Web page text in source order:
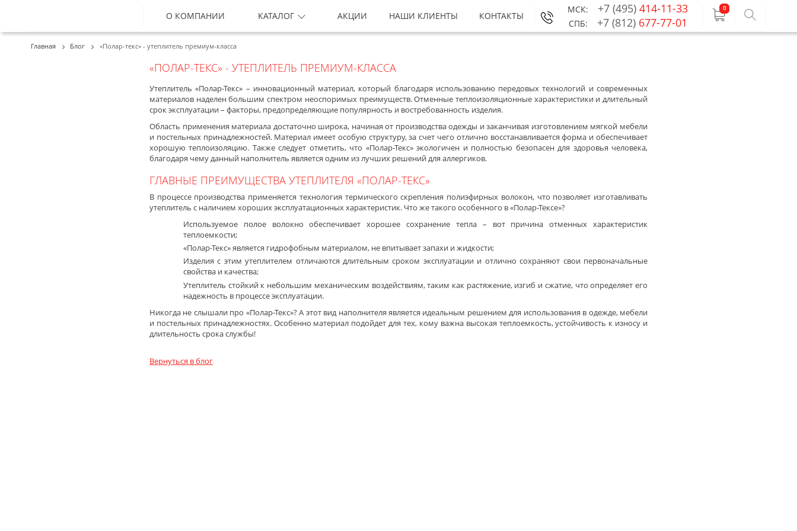
О КОМПАНИИ КАТАЛОГ АКЦИИ НАШИ КЛИЕНТЫ КОНТАКТЫ
МСК: +7 (495)414-11-33
СПБ: +7 (812) 677-77-01
0
Главная Блог «Полар-текс» - утеплитель премиум-класса
«ПОЛАР-ТЕКС» - УТЕПЛИТЕЛЬ ПРЕМИУМ-КЛАССА
Утеплитель «Полар-Текс» – инновационный материал, который благодаря использованию передовых технологий и современных
материалов наделен большим спектром неоспоримых преимуществ. Отменные теплоизоляционные характеристики и длительный
срок эксплуатации – факторы, предопределяющие популярность и востребованность изделия.
Область применения материала достаточно широка, начиная от производства одежды и заканчивая изготовлением мягкой мебели
и постельных принадлежностей. Материал имеет особую структуру, за счет чего отлично восстанавливается форма и обеспечивает
хорошую теплоизоляцию. Также следует отметить, что «Полар-Текс» экологичен и полностью безопасен для здоровья человека,
благодаря чему данный наполнитель является одним из лучших решений для аллергиков.
ГЛАВНЫЕ ПРЕИМУЩЕСТВА УТЕПЛИТЕЛЯ «ПОЛАР-ТЕКС»
В процессе производства применяется технология термического скрепления полиэфирных волокон, что позволяет изготавливать
утеплитель с наличием хороших эксплуатационных характеристик. Что же такого особенного в «Полар-Тексе»?
Используемое полое волокно обеспечивает хорошее сохранение тепла – вот причина отменных характеристик
теплоемкости;
«Полар-Текс» является гидрофобным материалом, не впитывает запахи и жидкости;
Изделия с этим утеплителем отличаются длительным сроком эксплуатации и отлично сохраняют свои первоначальные
свойства и качества;
Утеплитель стойкий к небольшим механическим воздействиям, таким как растяжение, изгиб и сжатие, что определяет его
надежность в процессе эксплуатации.
Никогда не слышали про «Полар-Текс»? А этот вид наполнителя является идеальным решением для использования в одежде, мебели
и постельных принадлежностях. Особенно материал подойдет для тех, кому важна высокая теплоемкость, устойчивость к износу и
длительность срока службы!
Вернуться в блог